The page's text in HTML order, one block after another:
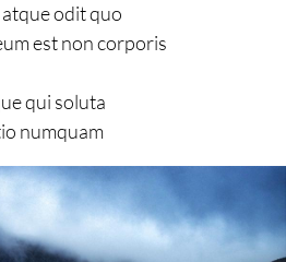
odit quo
est non corporis
qui soluta
numquam